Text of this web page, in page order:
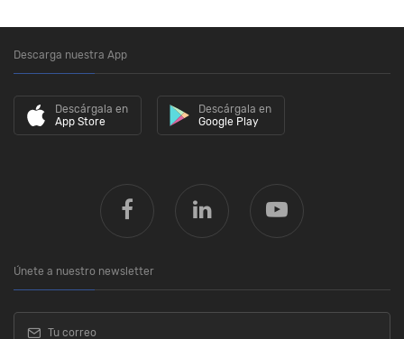
Descarga nuestra App
Descárgala en
App Store
Descárgala en
Google Play
Únete a nuestro newsletter